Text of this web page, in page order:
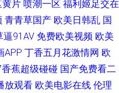
黄片 喷潮一区 福利姬足交在
青青草国产 欧美日韩乱 国
逼91AV 免费欧美视频 欧美
APP 丁香五月花激情网 欧
香蕉超级碰碰 国产免费看二
放观看 欧美电影在线 伦理